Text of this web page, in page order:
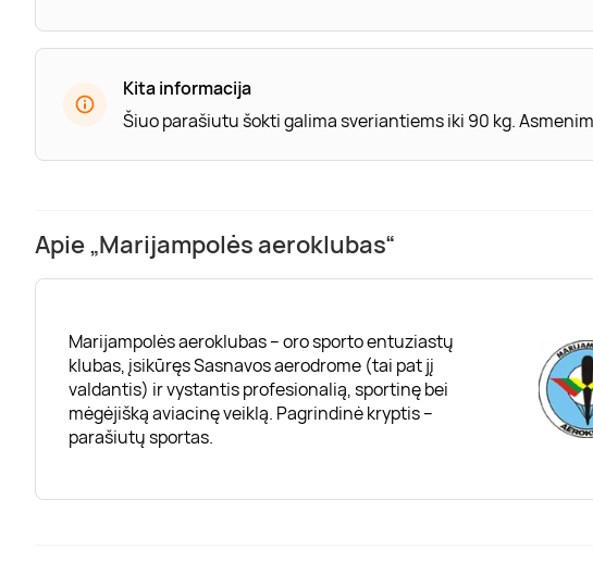
Kita informacija
Šiuo parašiutu šokti galima sveriantiems iki 90 kg.
Apie „Marijampolės aeroklubas“
Marijampolės aeroklubas – oro sporto entuziastų
klubas, įsikūręs Sasnavos aerodrome (tai pat jį
valdantis) ir vystantis profesionalią, sportinę bei
mėgėjišką aviacinę veiklą. Pagrindinė kryptis –
parašiutų sportas.